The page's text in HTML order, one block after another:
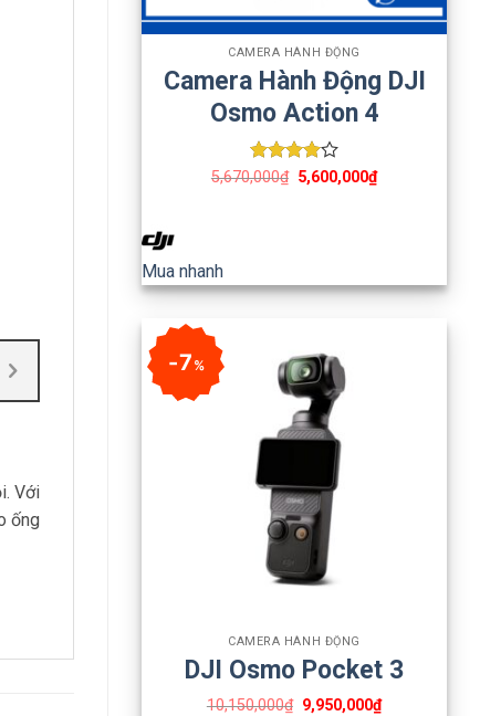
+
CAMERA HÀNH ĐỘNG
Camera Hành Động DJI
Osmo Action 4
Được
5,670,000₫ 5,600,000₫
Mua nhanh
7%
CAMERA HÀNH ĐỘNG
DJI Osmo Pocket 3
10,150,000₫ 9,950,000₫
Với
ống